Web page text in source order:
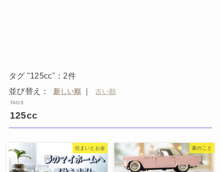
タグ "125cc"：2件
並び替え：
｜
125cc
住まいとお金 家のこと